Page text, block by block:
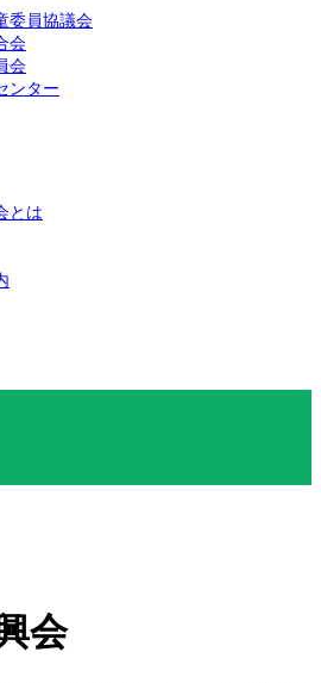
委員協議会
会
会
ンター
とは
会